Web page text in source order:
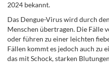
2024 bekannt.
Das Dengue-Virus wird durch
Menschen übertragen. Die Fälle
oder führen zu einer leichten
Fällen kommt es jedoch auch zu
das mit Schock, starken